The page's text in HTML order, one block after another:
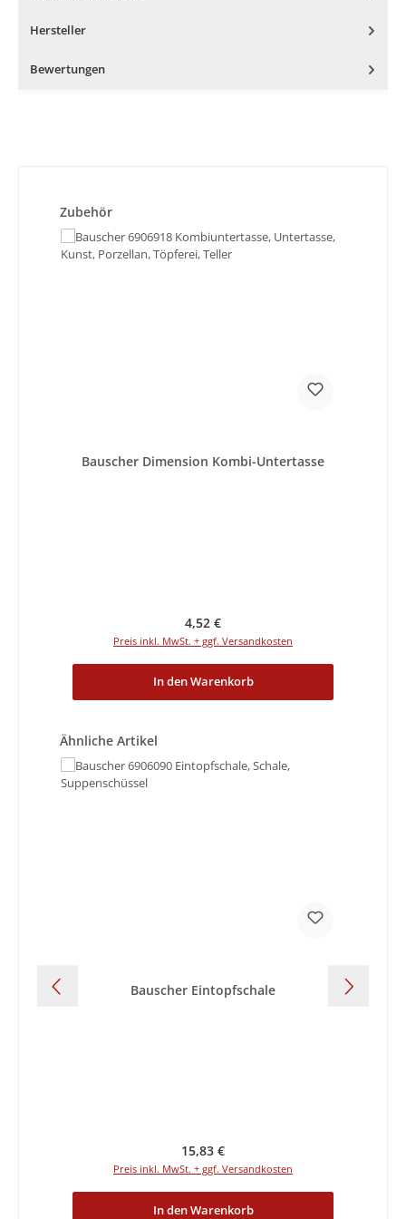
Hersteller
Bewertungen
Produktgalerie überspringen
Zubehör
Bauscher Dimension Kombi-Untertasse
Regulärer Preis:
4,52 €
Preis inkl. MwSt. + ggf. Versandkosten
In den Warenkorb
Produktgalerie überspringen
Ähnliche Artikel
Bauscher Eintopfschale
Regulärer Preis:
15,83 €
Preis inkl. MwSt. + ggf. Versandkosten
In den Warenkorb